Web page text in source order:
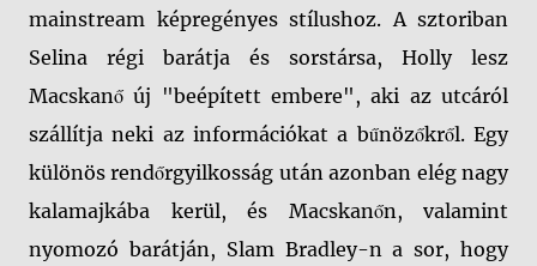
mainstream képregényes stílushoz. A sztoriban
Selina régi barátja és sorstársa, Holly lesz
Macskanő új "beépített embere", aki az utcáról
szállítja neki az információkat a bűnözőkről. Egy
különös rendőrgyilkosság után azonban elég nagy
kalamajkába kerül, és Macskanőn, valamint
nyomozó barátján, Slam Bradley-n a sor, hogy